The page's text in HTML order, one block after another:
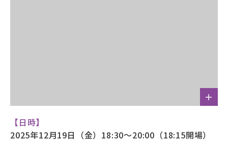
【日時】
2025年12月19日（金）18:30～20:00（18:15開場）